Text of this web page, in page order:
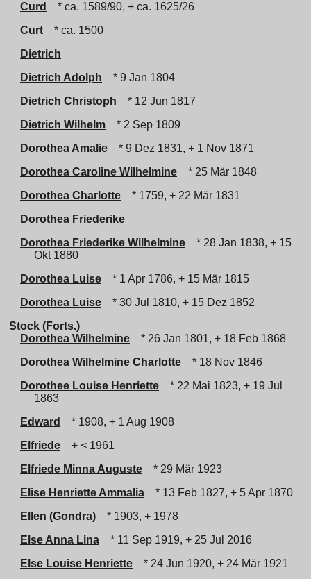
Curd
* ca. 1589/90, + ca. 1625/26
Curt
* ca. 1500
Dietrich
Dietrich Adolph
* 9 Jan 1804
Dietrich Christoph
* 12 Jun 1817
Dietrich Wilhelm
* 2 Sep 1809
Dorothea Amalie
* 9 Dez 1831, + 1 Nov 1871
Dorothea Caroline Wilhelmine
* 25 Mär 1848
Dorothea Charlotte
* 1759, + 22 Mär 1831
Dorothea Friederike
Dorothea Friederike Wilhelmine
* 28 Jan 1838, + 15
Okt 1880
Dorothea Luise
* 1 Apr 1786, + 15 Mär 1815
Dorothea Luise
* 30 Jul 1810, + 15 Dez 1852
Stock (Forts.)
Dorothea Wilhelmine
* 26 Jan 1801, + 18 Feb 1868
Dorothea Wilhelmine Charlotte
* 18 Nov 1846
Dorothee Louise Henriette
* 22 Mai 1823, + 19 Jul
1863
Edward
* 1908, + 1 Aug 1908
Elfriede
+ < 1961
Elfriede Minna Auguste
* 29 Mär 1923
Elise Henriette Ammalia
* 13 Feb 1827, + 5 Apr 1870
Ellen (Gondra)
* 1903, + 1978
Else Anna Lina
* 11 Sep 1919, + 25 Jul 2016
Else Louise Henriette
* 24 Jun 1920, + 24 Mär 1921